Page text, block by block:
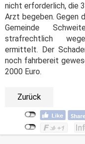
nicht erforderlich, die
Arzt begeben. Gegen
Gemeinde
strafrechtlich
ermittelt. Der
noch fahrbereit
2000 Euro.
Zurück